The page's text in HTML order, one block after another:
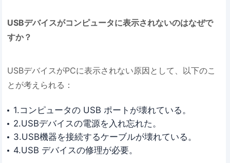
USBデバイスがコンピュータに表示されないのはなぜで
すか？
USBデバイスがPCに表示されない原因として、以下のこ
とが考えられる：
1.コンピュータの USB ポートが壊れている。
2.USBデバイスの電源を入れ忘れた。
3.USB機器を接続するケーブルが壊れている。
4.USB デバイスの修理が必要。